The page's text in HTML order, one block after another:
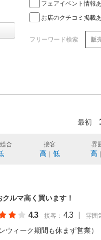
フェアイベント情報
お店のクチコミ掲載
フリーワード検索
最初
合 接客
高 低
雰
高
ルマ高く買います！
4.3 接客： 4.3 雰囲
ィーク期間も休まず営業）